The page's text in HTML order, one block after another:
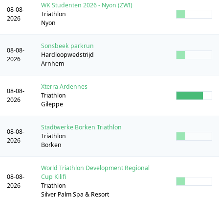
08-08-
2026
WK Studenten 2026 - Nyon (ZWI)
Triathlon
Nyon
08-08-
2026
Sonsbeek parkrun
Hardloopwedstrijd
Arnhem
08-08-
2026
Xterra Ardennes
Triathlon
Gileppe
08-08-
2026
Stadtwerke Borken Triathlon
Triathlon
Borken
08-08-
2026
World Triathlon Development Regional
Cup Kilifi
Triathlon
Silver Palm Spa & Resort